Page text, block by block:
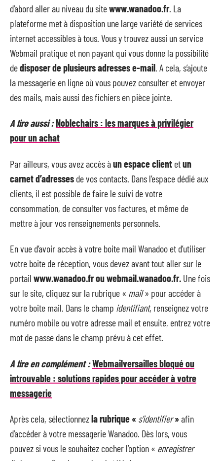
d’abord aller au niveau du sitewww.wanadoo.fr. La
plateforme met à disposition une large variété de services
internet accessibles à tous. Vous y trouvez aussi un service
Webmail pratique et non payant qui vous donne la possibilité
dedisposer de plusieurs adresses e-mail . A cela, s’ajoute
la messagerie en ligne où vous pouvez consulter et envoyer
des mails, mais aussi des fichiers en pièce jointe.
A lire aussi :Noblechairs : les marques à privilégier
pour un achat
Par ailleurs, vous avez accès àun espace client etun
carnet d’adresses de vos contacts. Dans l’espace dédié aux
clients, il est possible de faire le suivi de votre
consommation, de consulter vos factures, et même de
mettre à jour vos renseignements personnels.
En vue d’avoir accès à votre boite mail Wanadoo et d’utiliser
votre boite de réception, vous devez avant tout aller sur le
portail www.wanadoo.fr ou webmail.wanadoo.fr. Une fois
sur le site, cliquez sur la rubrique « mail» pour accéder à
votre boite mail. Dans le champ identifiant, renseignez votre
numéro mobile ou votre adresse mail et ensuite, entrez votre
mot de passe dans le champ prévu à cet effet.
A lire en complément :Webmailversailles bloqué ou
introuvable : solutions rapides pour accéder à votre
messagerie
Après cela, sélectionnezla rubrique « s’identifier»afin
d’accéder à votre messagerie Wanadoo. Dès lors, vous
pouvez si vous le souhaitez cocher l’option « enregistrer